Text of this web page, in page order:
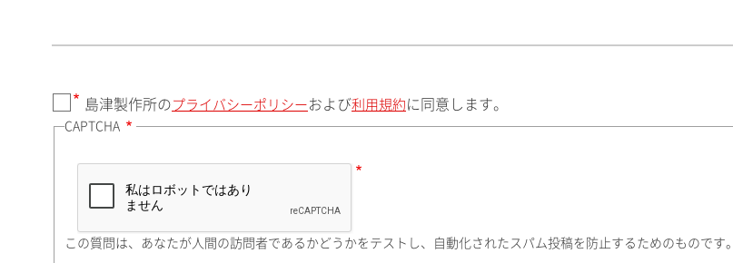
町名・番地（勤務先）
島津製作所の プライバシーポリシー および利用規約 に同意します。
CAPTCHA
この質問は、あなたが人間の訪問者であるかどうかをテストし、自動化されたスパム投稿を防止するためのものです。